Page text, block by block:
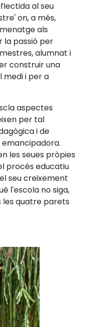
al seu
on, a més,
als
la passió per
alumnat i
construir una
medi i per a
aspectes
per tal
i de
les seues pròpies
procés educatiu
seu creixement
l'escola no siga,
les quatre parets